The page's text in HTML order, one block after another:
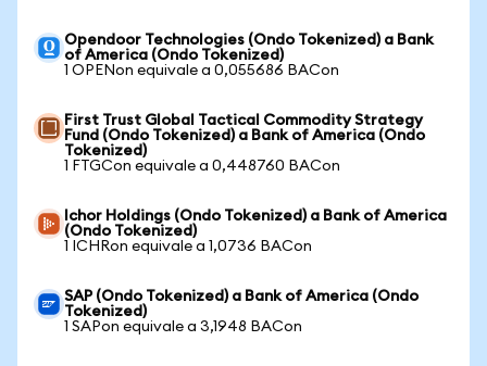
Opendoor Technologies (Ondo Tokenized) a Bank
of America (Ondo Tokenized)
1 OPENon equivale a 0,055686 BACon
First Trust Global Tactical Commodity Strategy
Fund (Ondo Tokenized) a Bank of America (Ondo
Tokenized)
1 FTGCon equivale a 0,448760 BACon
Ichor Holdings (Ondo Tokenized) a Bank of America
(Ondo Tokenized)
1 ICHRon equivale a 1,0736 BACon
SAP (Ondo Tokenized) a Bank of America (Ondo
Tokenized)
1 SAPon equivale a 3,1948 BACon